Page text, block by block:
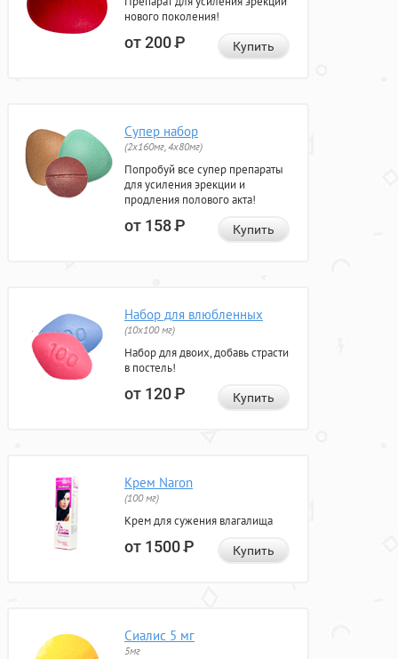
нового поколения!
от 200Р Купить
Супер набор
(2х160мг, 4х80мг)
Попробуй все супер препараты
для усиления эрекции и
продления полового акта!
от 158Р Купить
Набор для влюбленных
(10х100 мг)
Набор для двоих, добавь страсти
в постель!
от 120Р Купить
Крем Naron
(100 мг)
Крем для сужения влагалища
от 1500Р Купить
Сиалис 5 мг
5мг